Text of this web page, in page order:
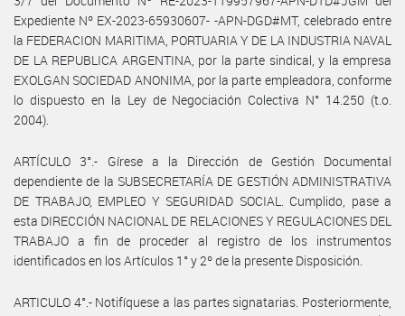
Expediente Nº EX-2023-65930607- -APN-DGD#MT, celebrado entre
la FEDERACION MARITIMA, PORTUARIA Y DE LA INDUSTRIA NAVAL
DE LA REPUBLICA ARGENTINA, por la parte sindical, y la empresa
EXOLGAN SOCIEDAD ANONIMA, por la parte empleadora, conforme
lo dispuesto en la Ley de Negociación Colectiva N° 14.250 (t.o.
2004).
ARTÍCULO 3°.- Gírese a la Dirección de Gestión Documental
dependiente de la SUBSECRETARÍA DE GESTIÓN ADMINISTRATIVA
DE TRABAJO, EMPLEO Y SEGURIDAD SOCIAL. Cumplido, pase a
esta DIRECCIÓN NACIONAL DE RELACIONES Y REGULACIONES DEL
TRABAJO a fin de proceder al registro de los instrumentos
identificados en los Artículos 1° y 2º de la presente Disposición.
ARTICULO 4°.- Notifíquese a las partes signatarias. Posteriormente,